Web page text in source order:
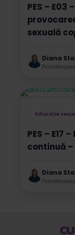
PES – E03
sexuală
Diana
Educație
PES – E17
continuă
Diana